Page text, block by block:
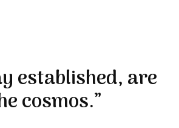
established, are
cosmos.”